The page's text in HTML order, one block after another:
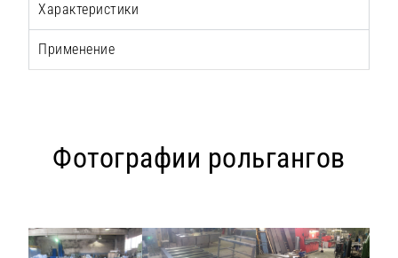
Характеристики
Применение
Фотографии рольгангов